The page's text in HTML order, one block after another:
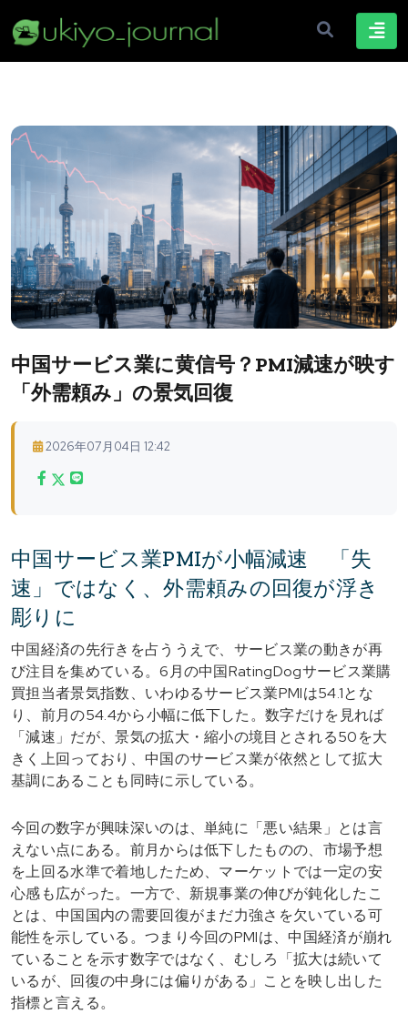
中国サービス業に黄信号？PMI減速が映す
「外需頼み」の景気回復
2026年07月04日 12:42
中国サービス業PMIが小幅減速 「失
速」ではなく、外需頼みの回復が浮き
彫りに
中国経済の先行きを占ううえで、サービス業の動きが再
び注目を集めている。6月の中国RatingDogサービス業購
買担当者景気指数、いわゆるサービス業PMIは54.1とな
り、前月の54.4から小幅に低下した。数字だけを見れば
「減速」だが、景気の拡大・縮小の境目とされる50を大
きく上回っており、中国のサービス業が依然として拡大
基調にあることも同時に示している。
今回の数字が興味深いのは、単純に「悪い結果」とは言
えない点にある。前月からは低下したものの、市場予想
を上回る水準で着地したため、マーケットでは一定の安
心感も広がった。一方で、新規事業の伸びが鈍化したこ
とは、中国国内の需要回復がまだ力強さを欠いている可
能性を示している。つまり今回のPMIは、中国経済が崩れ
ていることを示す数字ではなく、むしろ「拡大は続いて
いるが、回復の中身には偏りがある」ことを映し出した
指標と言える。